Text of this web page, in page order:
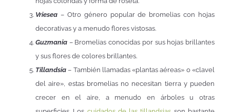
Vriesea – Otro género popular de bromelias con hojas
decorativas y a menudo flores vistosas.
Guzmania – Bromelias conocidas por sus hojas brillantes
y sus flores de colores brillantes.
Tillandsia – También llamadas «plantas aéreas» o «clavel
del aire», estas bromelias no necesitan tierra y pueden
crecer en el aire, a menudo en árboles u otras